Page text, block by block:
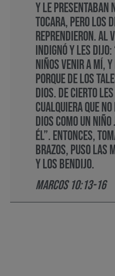
Y le presentaban
tocara, pero los
reprendieron. Al
indignó y les dijo:
niños venir a mí,
porque de los
Dios. De cierto
cualquiera que
Dios como un
él”. Entonces,
brazos, puso las
y los bendijo.
Marcos 10:13-16